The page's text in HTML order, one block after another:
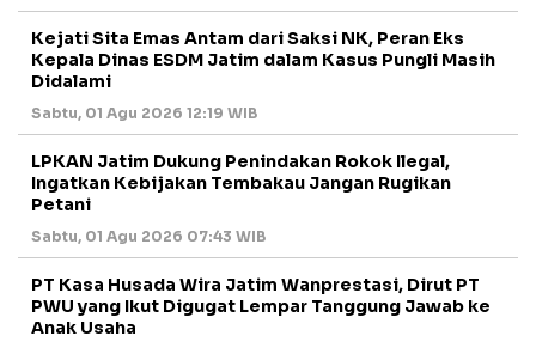
Kejati Sita Emas Antam dari Saksi NK, Peran Eks
Kepala Dinas ESDM Jatim dalam Kasus Pungli Masih
Didalami
Sabtu, 01 Agu 2026 12:19 WIB
LPKAN Jatim Dukung Penindakan Rokok Ilegal,
Ingatkan Kebijakan Tembakau Jangan Rugikan
Petani
Sabtu, 01 Agu 2026 07:43 WIB
PT Kasa Husada Wira Jatim Wanprestasi, Dirut PT
PWU yang Ikut Digugat Lempar Tanggung Jawab ke
Anak Usaha